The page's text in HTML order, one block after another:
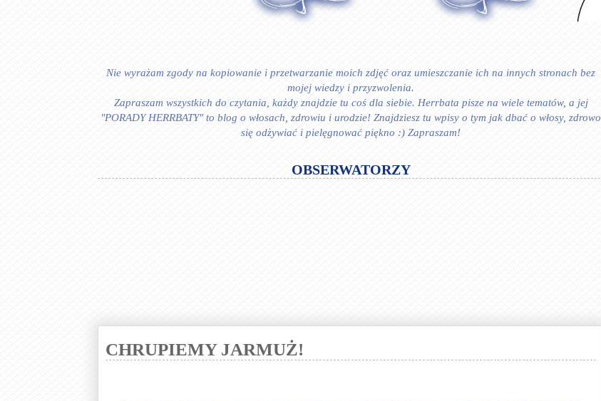
Nie wyrażam zgody na kopiowanie i przetwarzanie moich zdjęć oraz umieszczanie ich na innych stronach bez
mojej wiedzy i przyzwolenia.
Zapraszam wszystkich do czytania, każdy znajdzie tu coś dla siebie. Herrbata pisze na wiele tematów, a jej
"PORADY HERRBATY" to blog o włosach, zdrowiu i urodzie! Znajdziesz tu wpisy o tym jak dbać o włosy, zdrowo
się odżywiać i pielęgnować piękno :) Zapraszam!
OBSERWATORZY
CHRUPIEMY JARMUŻ!